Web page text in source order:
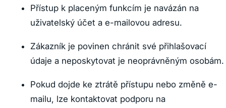
Přístup k placeným funkcím je navázán na
uživatelský účet a e-mailovou adresu.
Zákazník je povinen chránit své přihlašovací
údaje a neposkytovat je neoprávněným osobám.
Pokud dojde ke ztrátě přístupu nebo změně e-
mailu, lze kontaktovat podporu na